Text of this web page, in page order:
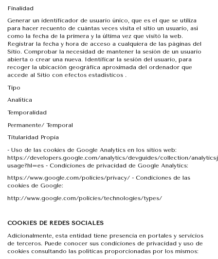
Finalidad
Generar un identificador de usuario único, que es el que se utiliza
para hacer recuento de cuántas veces visita el sitio un usuario, así
como la fecha de la primera y la última vez que visitó la web.
Registrar la fecha y hora de acceso a cualquiera de las páginas del
Sitio. Comprobar la necesidad de mantener la sesión de un usuario
abierta o crear una nueva. Identificar la sesión del usuario, para
recoger la ubicación geográfica aproximada del ordenador que
accede al Sitio con efectos estadísticos .
Tipo
Analítica
Temporalidad
Permanente/ Temporal
Titularidad Propia
- Uso de las cookies de Google Analytics en los sitios web:
https://developers.google.com/analytics/devguides/collection/
usage?hl=es - Condiciones de privacidad de Google Analytics:
https://www.google.com/policies/privacy/ - Condiciones de las
cookies de Google:
http://www.google.com/policies/technologies/types/
COOKIES DE REDES SOCIALES
Adicionalmente, esta entidad tiene presencia en portales y servicios
de terceros. Puede conocer sus condiciones de privacidad y uso de
cookies consultando las políticas proporcionadas por los mismos: